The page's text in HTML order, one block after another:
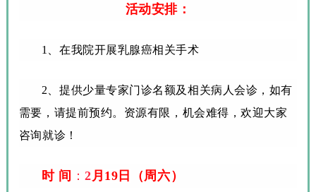
活动安排：
1、在我院开展乳腺癌相关手术
2、提供少量专家门诊名额及相关病人会诊，如有
需要，请提前预约。资源有限，机会难得，欢迎大家
咨询就诊！
时 间 ：2月19日 （周六）